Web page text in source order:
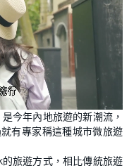
今年內地旅遊的新潮流，
有專家稱這種城市微旅遊
旅遊方式，相比傳統旅遊